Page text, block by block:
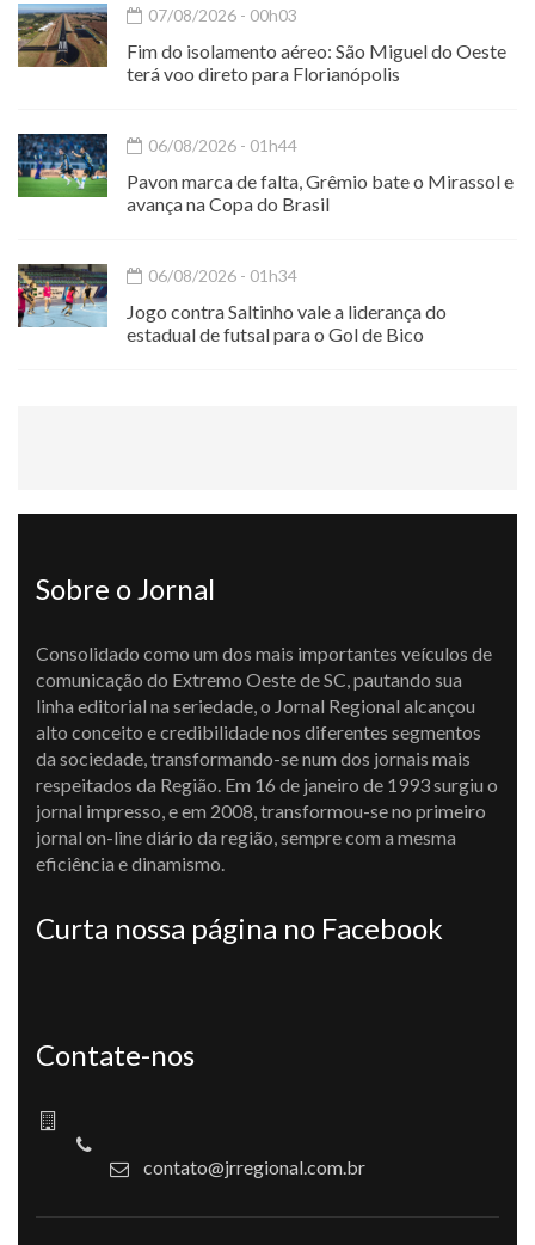
07/08/2026 - 00h03
Fim do isolamento aéreo: São Miguel do Oeste
terá voo direto para Florianópolis
06/08/2026 - 01h44
Pavon marca de falta, Grêmio bate o Mirassol e
avança na Copa do Brasil
06/08/2026 - 01h34
Jogo contra Saltinho vale a liderança do
estadual de futsal para o Gol de Bico
Sobre o Jornal
Consolidado como um dos mais importantes veículos de
comunicação do Extremo Oeste de SC, pautando sua
linha editorial na seriedade, o Jornal Regional alcançou
alto conceito e credibilidade nos diferentes segmentos
da sociedade, transformando-se num dos jornais mais
respeitados da Região. Em 16 de janeiro de 1993 surgiu o
jornal impresso, e em 2008, transformou-se no primeiro
jornal on-line diário da região, sempre com a mesma
eficiência e dinamismo.
Curta nossa página no Facebook
Contate-nos
contato@jrregional.com.br